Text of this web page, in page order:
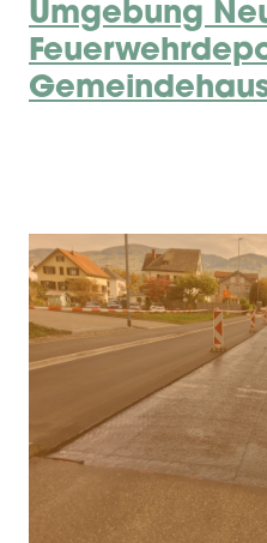
Umgebung